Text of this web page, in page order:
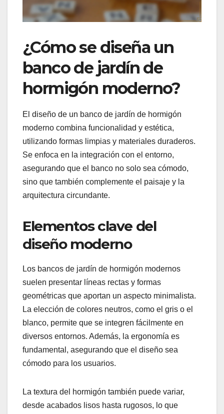
¿Cómo se diseña un
banco de jardín de
hormigón moderno?
El diseño de un banco de jardín de hormigón
moderno combina funcionalidad y estética,
utilizando formas limpias y materiales duraderos.
Se enfoca en la integración con el entorno,
asegurando que el banco no solo sea cómodo,
sino que también complemente el paisaje y la
arquitectura circundante.
Elementos clave del
diseño moderno
Los bancos de jardín de hormigón modernos
suelen presentar líneas rectas y formas
geométricas que aportan un aspecto minimalista.
La elección de colores neutros, como el gris o el
blanco, permite que se integren fácilmente en
diversos entornos. Además, la ergonomía es
fundamental, asegurando que el diseño sea
cómodo para los usuarios.
La textura del hormigón también puede variar,
desde acabados lisos hasta rugosos, lo que